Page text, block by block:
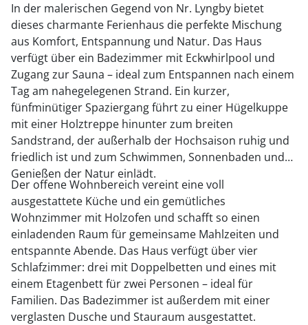
In der malerischen Gegend von Nr. Lyngby bietet
dieses charmante Ferienhaus die perfekte Mischung
aus Komfort, Entspannung und Natur. Das Haus
verfügt über ein Badezimmer mit Eckwhirlpool und
Zugang zur Sauna – ideal zum Entspannen nach einem
Tag am nahegelegenen Strand. Ein kurzer,
fünfminütiger Spaziergang führt zu einer Hügelkuppe
mit einer Holztreppe hinunter zum breiten
Sandstrand, der außerhalb der Hochsaison ruhig und
friedlich ist und zum Schwimmen, Sonnenbaden und
Genießen der Natur einlädt.
Der offene Wohnbereich vereint eine voll
ausgestattete Küche und ein gemütliches
Wohnzimmer mit Holzofen und schafft so einen
einladenden Raum für gemeinsame Mahlzeiten und
entspannte Abende. Das Haus verfügt über vier
Schlafzimmer: drei mit Doppelbetten und eines mit
einem Etagenbett für zwei Personen – ideal für
Familien. Das Badezimmer ist außerdem mit einer
verglasten Dusche und Stauraum ausgestattet.